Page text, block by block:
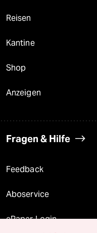
Reisen
Kantine
Shop
Anzeigen
Fragen & Hilfe
Feedback
Aboservice
ePaper Login